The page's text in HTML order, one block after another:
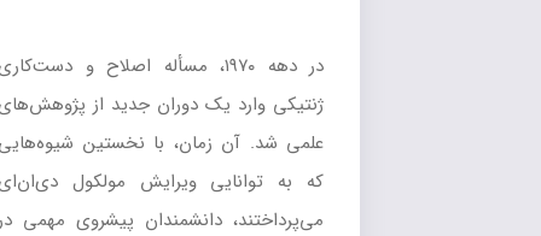
در دهه ۱۹۷۰، مسأله اصلاح و دست‌کاری
ژنتیکی وارد یک دوران جدید از پژوهش‌های
علمی شد. آن زمان، با نخستین شیوه‌هایی
که به توانایی ویرایش مولکول دی‌ان‌ای
می‌پرداختند، دانشمندان پیشروی مهمی در